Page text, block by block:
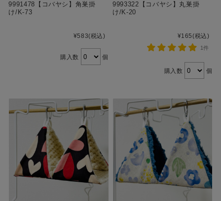
9991478【コバヤシ】角巣掛
け/K-73
¥583(税込)
購入数 個
9993322【コバヤシ】丸巣掛
け/K-20
¥165(税込)
1件
購入数 個